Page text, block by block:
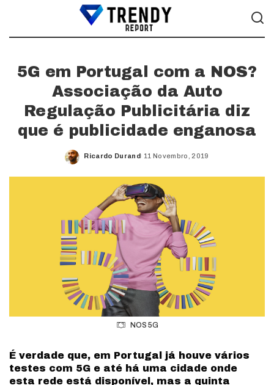
5G em Portugal com a NOS?
Associação da Auto
Regulação Publicitária diz
que é publicidade enganosa
Posted
Ricardo Durand 11 Novembro, 2019
NOS 5G
É verdade que, em Portugal já houve vários
testes com 5G e até há uma cidade onde
esta rede está disponível, mas a quinta